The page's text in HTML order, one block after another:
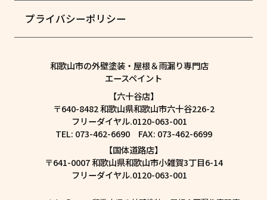
プライバシーポリシー
和歌山市の外壁塗装・屋根＆雨漏り専門店
エースペイント
【六十谷店】
〒640-8482 和歌山県和歌山市六十谷226-2
フリーダイヤル.0120-063-001
TEL: 073-462-6690 FAX: 073-462-6699
【国体道路店】
〒641-0007 和歌山県和歌山市小雑賀3丁目6-14
フリーダイヤル.0120-063-001